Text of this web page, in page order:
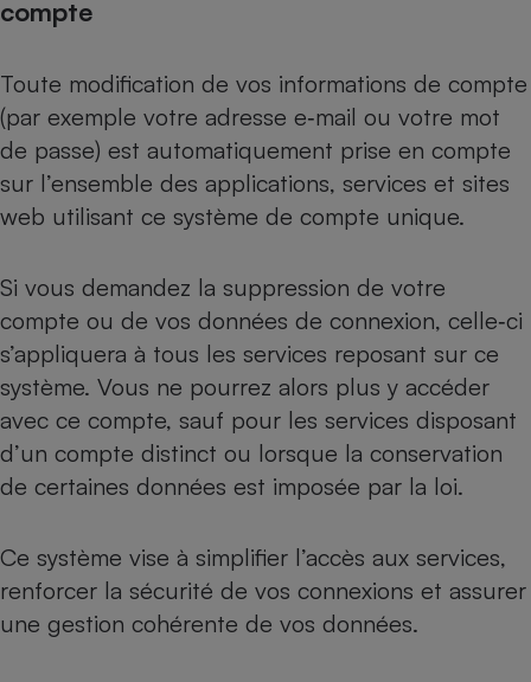
compte
Toute modification de vos informations de compte
(par exemple votre adresse e‑mail ou votre mot
de passe) est automatiquement prise en compte
sur l’ensemble des applications, services et sites
web utilisant ce système de compte unique.
Si vous demandez la suppression de votre
compte ou de vos données de connexion, celle‑ci
s’appliquera à tous les services reposant sur ce
système. Vous ne pourrez alors plus y accéder
avec ce compte, sauf pour les services disposant
d’un compte distinct ou lorsque la conservation
de certaines données est imposée par la loi.
Ce système vise à simplifier l’accès aux services,
renforcer la sécurité de vos connexions et assurer
une gestion cohérente de vos données.